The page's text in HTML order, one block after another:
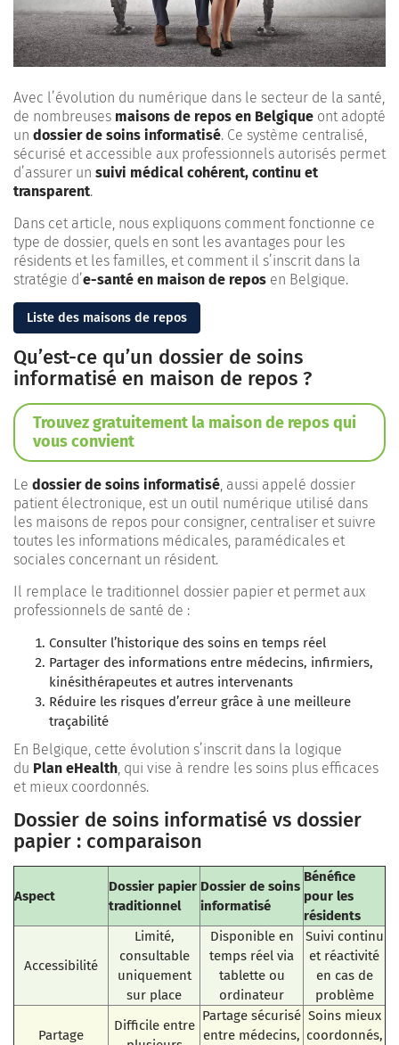
Avec l’évolution du numérique dans le secteur de la santé,
de nombreuses maisons de repos en Belgique ont adopté
un dossier de soins informatisé. Ce système centralisé,
sécurisé et accessible aux professionnels autorisés permet
d’assurer un suivi médical cohérent, continu et
transparent.
Dans cet article, nous expliquons comment fonctionne ce
type de dossier, quels en sont les avantages pour les
résidents et les familles, et comment il s’inscrit dans la
stratégie d’e-santé en maison de repos en Belgique.
Liste des maisons de repos
Qu’est-ce qu’un dossier de soins
informatisé en maison de repos ?
Trouvez gratuitement la maison de repos qui
vous convient
Le dossier de soins informatisé, aussi appelé dossier
patient électronique, est un outil numérique utilisé dans
les maisons de repos pour consigner, centraliser et suivre
toutes les informations médicales, paramédicales et
sociales concernant un résident.
Il remplace le traditionnel dossier papier et permet aux
professionnels de santé de :
Consulter l’historique des soins en temps réel
Partager des informations entre médecins, infirmiers,
kinésithérapeutes et autres intervenants
Réduire les risques d’erreur grâce à une meilleure
traçabilité
En Belgique, cette évolution s’inscrit dans la logique
du Plan eHealth, qui vise à rendre les soins plus efficaces
et mieux coordonnés.
Dossier de soins informatisé vs dossier
papier : comparaison
Aspect
Dossier papier
traditionnel
Dossier de soins
informatisé
Bénéfice
pour les
résidents
Accessibilité
Limité,
consultable
uniquement
sur place
Disponible en
temps réel via
tablette ou
ordinateur
Suivi continu
et réactivité
en cas de
problème
Partage
Difficile entre
Partage sécurisé
entre médecins,
Soins mieux
coordonnés,